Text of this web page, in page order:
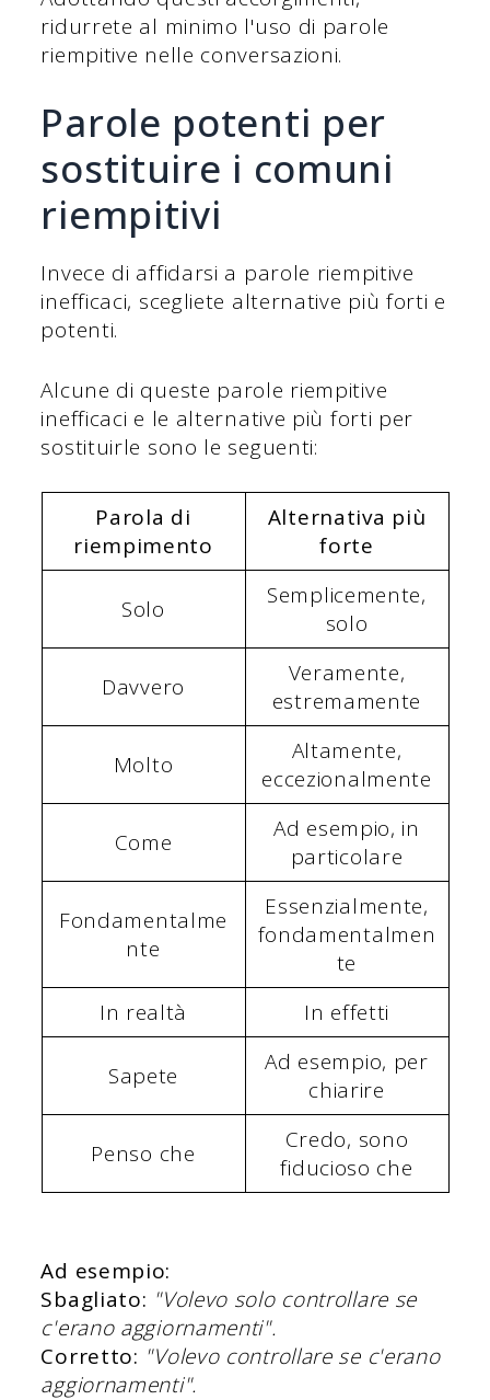
ridurrete al minimo l'uso di parole
riempitive nelle conversazioni.
Parole potenti per
sostituire i comuni
riempitivi
Invece di affidarsi a parole riempitive
inefficaci, scegliete alternative più forti e
potenti.
Alcune di queste parole riempitive
inefficaci e le alternative più forti per
sostituirle sono le seguenti:
Parola di
riempimento
Alternativa più
forte
Solo
Semplicemente,
solo
Davvero
Veramente,
estremamente
Molto
Altamente,
eccezionalmente
Come
Ad esempio, in
particolare
Fondamentalme
nte
Essenzialmente,
fondamentalmen
te
In realtà
In effetti
Sapete
Ad esempio, per
chiarire
Penso che
Credo, sono
fiducioso che
Ad esempio:
Sbagliato: "Volevo solo controllare se
c'erano aggiornamenti".
Corretto: "Volevo controllare se c'erano
aggiornamenti".